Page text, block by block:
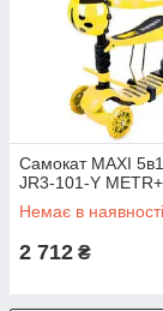
Самокат MAXI 5в1
JR3-101-Y METR+
Немає в наявності
2 712 ₴